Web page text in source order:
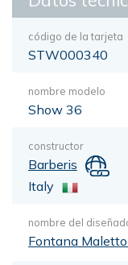
código de la tarjeta
STW000340
nombre modelo
Show 36
constructor
Barberis
Italy
nombre del
Fontana